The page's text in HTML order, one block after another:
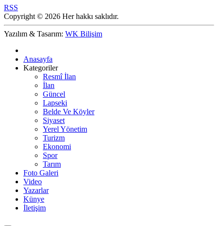
RSS
Copyright © 2026 Her hakkı saklıdır.
Yazılım & Tasarım: WK Bilişim
Anasayfa
Kategoriler
Resmî İlan
İlan
Güncel
Lapseki
Belde Ve Köyler
Siyaset
Yerel Yönetim
Turizm
Ekonomi
Spor
Tarım
Foto Galeri
Video
Yazarlar
Künye
İletişim